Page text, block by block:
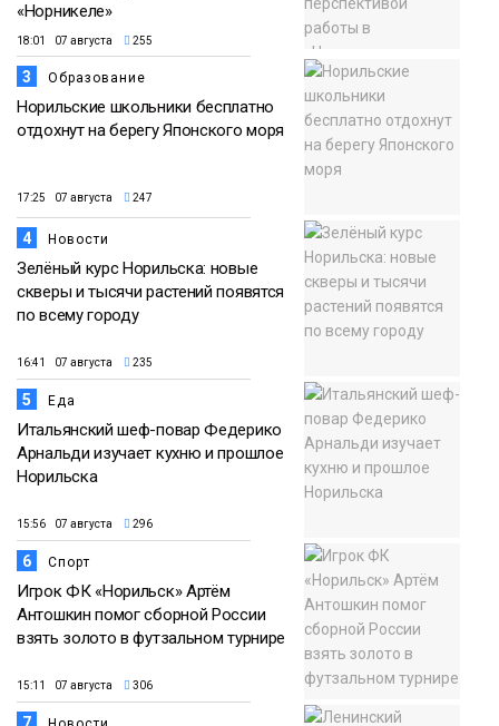
«Норникеле»
18:01 07 августа 255
3 Образование
Норильские школьники бесплатно
отдохнут на берегу Японского моря
17:25 07 августа 247
4 Новости
Зелёный курс Норильска: новые
скверы и тысячи растений появятся
по всему городу
16:41 07 августа 235
5 Еда
Итальянский шеф-повар Федерико
Арнальди изучает кухню и прошлое
Норильска
15:56 07 августа 296
6 Спорт
Игрок ФК «Норильск» Артём
Антошкин помог сборной России
взять золото в футзальном турнире
15:11 07 августа 306